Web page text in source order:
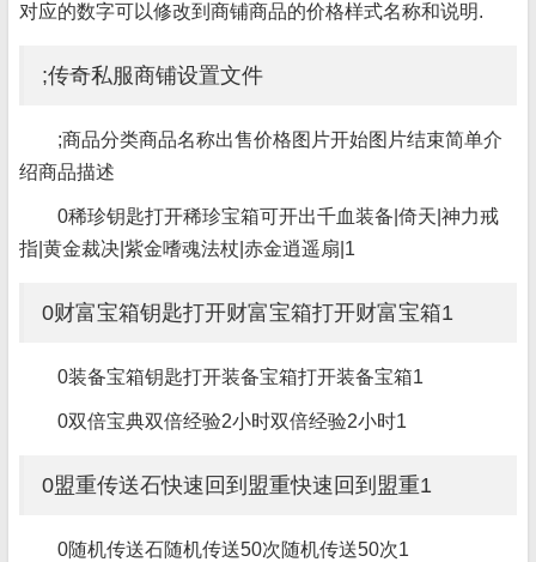
对应的数字可以修改到商铺商品的价格样式名称和说明.
;传奇私服商铺设置文件
;商品分类商品名称出售价格图片开始图片结束简单介
绍商品描述
0稀珍钥匙打开稀珍宝箱可开出千血装备|倚天|神力戒
指|黄金裁决|紫金嗜魂法杖|赤金逍遥扇|1
0财富宝箱钥匙打开财富宝箱打开财富宝箱1
0装备宝箱钥匙打开装备宝箱打开装备宝箱1
0双倍宝典双倍经验2小时双倍经验2小时1
0盟重传送石快速回到盟重快速回到盟重1
0随机传送石随机传送50次随机传送50次1